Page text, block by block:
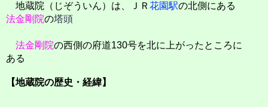
地蔵院（じぞういん）は、ＪＲ 花園駅の北側にある
法金剛院の塔頭
法金剛院の西側の府道130号を北に上がったところに
ある
【地蔵院の歴史・経緯】